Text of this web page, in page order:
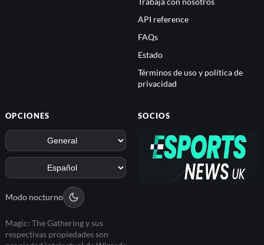
API reference
FAQs
Estado
Términos de uso y política de
privacidad
OPCIONES
Modo nocturno
Magic: The Gathering y sus
respectivas propiedades son
SOCIOS